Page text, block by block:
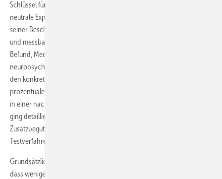
Schlüssel für validere Gutachtenergebnisse herauszuarbeiten. Die
neutrale Exploration und Beobachtung des Untersuchten hinsichtlich
seiner Beschwerden, seiner Alltagsaktivitäten sowie die verfügbaren
und messbaren Untersuchungsergebnisse wie psychopathologischer
Befund, Medikamentenspiegelbestimmungen und
neuropsychologische Testverfahren sind durch den Gutachter mit
den konkreten beruflichen Anforderungen abzugleichen und die
prozentuale Einschränkung der konkreten beruflichen Teiltätigkeiten
in einer nachvollziehbaren Argumentationskette zu ermitteln.
ging detailliert auf den Beitrag der psychologischen
Zusatzbegutachtung und den Stellenwert psychometrischer
Testverfahren zur Beschwerdenvalidierung ein.
Grundsätzlich gilt auch für die Einschätzung der Berufsunfähigkeit,
dass weniger die Diagnosebezeichnungen, sondern die